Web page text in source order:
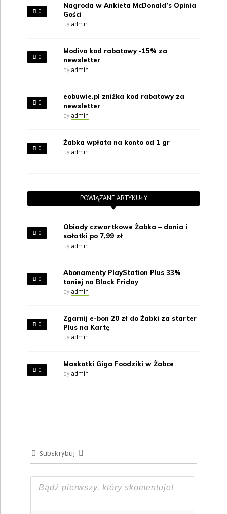
0
Nagroda w Ankieta McDonald’s Opinia
Gości
by admin
0
Modivo kod rabatowy -15% za
newsletter
by admin
0
eobuwie.pl zniżka kod rabatowy za
newsletter
by admin
0
Żabka wpłata na konto od 1 gr
by admin
POWIĄZANE ARTYKUŁY
0
Obiady czwartkowe Żabka – dania i
sałatki po 7,99 zł
by admin
0
Abonamenty PlayStation Plus 33%
taniej na Black Friday
by admin
0
Zgarnij e-bon 20 zł do Żabki za starter
Plus na Kartę
by admin
0
Maskotki Giga Foodziki w Żabce
by admin
Subskrybuj